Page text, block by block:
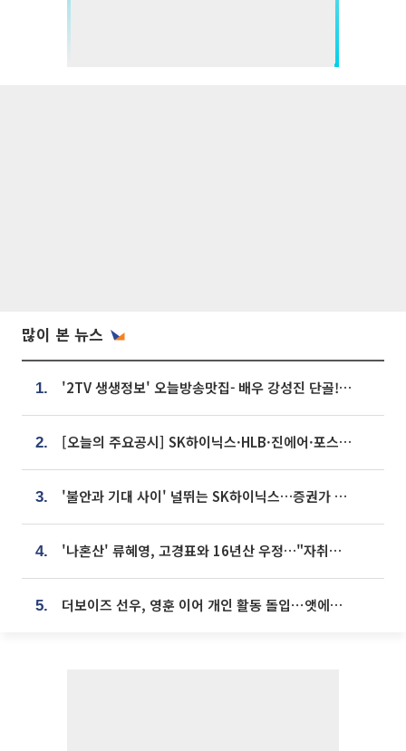
많이 본 뉴스
1. '2TV 생생정보' 오늘방송맛집- 배우 강성진 단골! 쌀국수ㆍ푸팟퐁 커리 맛집 '블○○○'
2. [오늘의 주요공시] SK하이닉스·HLB·진에어·포스코홀딩스·네이버·대우건설 등
3. '불안과 기대 사이' 널뛰는 SK하이닉스…증권가 "HBM4·LTA 기반 펀터멘털 견고"
4. '나혼산' 류혜영, 고경표와 16년산 우정…"자취방서 부모님과 마주쳐"
5. 더보이즈 선우, 영훈 이어 개인 활동 돌입⋯앳에어리어와 전속계약